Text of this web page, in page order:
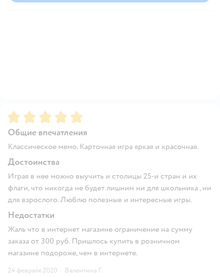
Рейтинг:5
Общие впечатления
Классическое мемо. Карточная игра яркая и красочная.
Достоинства
Играя в нее можно выучить и столицы 25-и стран и их
флаги, что никогда не будет лишним ни для школьника , ни
для взрослого. Люблю полезные и интересные игры.
Недостатки
Жаль что в интернет магазине ограничение на сумму
заказа от 300 руб. Пришлось купить в розничном
магазине подороже, чем в интернете.
24 февраля 2020 · Валентина Г.